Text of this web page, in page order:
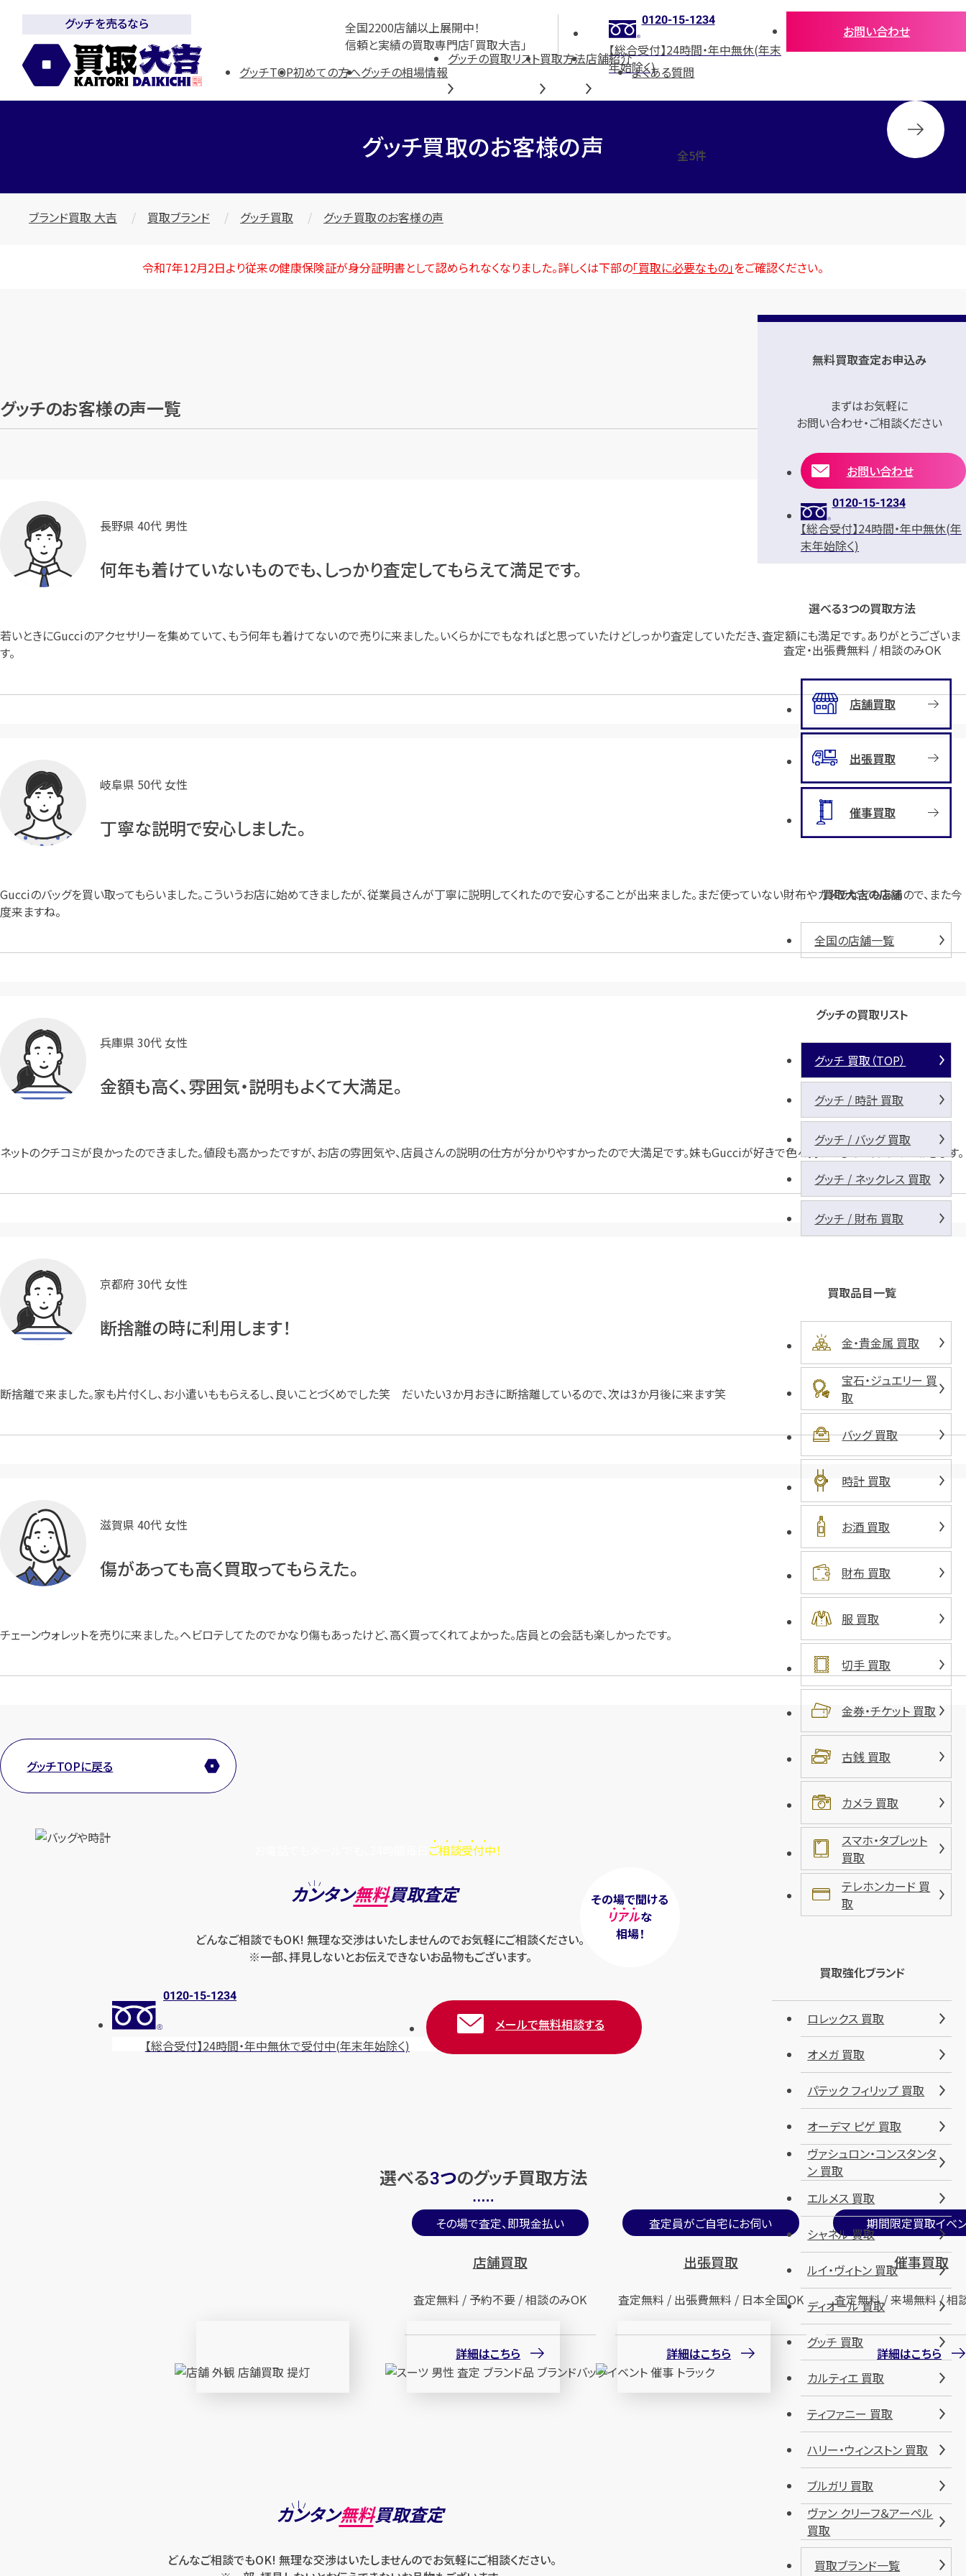
全国2200店舗以上展開中！
信頼と実績の買取専門店「買取大吉」
グッチを売るなら
0120-15-1234
【総合受付】24時間・年中無休(年末
年始除く)
お問い合わせ
グッチTOP初めての方へグッチの相場情報
グッチの買取リスト買取方法店舗紹介
よくある質問
グッチ買取のお客様の声
ブランド買取 大吉 買取ブランド グッチ買取 グッチ買取のお客様の声
令和7年12月2日より従来の健康保険証が身分証明書として認められなくなりました。詳しくは下部の「買取に必要なもの」をご確認ください。
グッチのお客様の声一覧
全5件
長野県 40代 男性
何年も着けていないものでも、しっかり査定してもらえて満足です。
若いときにGucciのアクセサリーを集めていて、もう何年も着けてないので売りに来ました。いくらかにでもなればと思っていたけどしっかり査定していただき、査定額にも満足です。ありがとうございま
す。
岐阜県 50代 女性
丁寧な説明で安心しました。
Gucciのバッグを買い取ってもらいました。こういうお店に始めてきましたが、従業員さんが丁寧に説明してくれたので安心することが出来ました。まだ使っていない財布やカメラなどもあるので、また今
度来ますね。
兵庫県 30代 女性
金額も高く、雰囲気・説明もよくて大満足。
ネットのクチコミが良かったのできました。値段も高かったですが、お店の雰囲気や、店員さんの説明の仕方が分かりやすかったので大満足です。妹もGucciが好きで色々持ってるので、すすめておきます。
京都府 30代 女性
断捨離の時に利用します！
断捨離で来ました。家も片付くし、お小遣いももらえるし、良いことづくめでした笑 だいたい3か月おきに断捨離しているので、次は3か月後に来ます笑
滋賀県 40代 女性
傷があっても高く買取ってもらえた。
チェーンウォレットを売りに来ました。ヘビロテしてたのでかなり傷もあったけど、高く買ってくれてよかった。店員との会話も楽しかったです。
グッチTOPに戻る
ご相談受付中！
その場で聞ける
リアルな
相場！
カンタン無料買取査定
どんなご相談でもOK! 無理な交渉はいたしませんのでお気軽にご相談ください。
※一部、拝見しないとお伝えできないお品物もございます。
0120-15-1234
【総合受付】24時間・年中無休で受付中(年末年始除く)
メールで無料相談する
選べる3つのグッチ買取方法
その場で査定、即現金払い
店舗買取
査定無料 / 予約不要 / 相談のみOK
詳細はこちら
査定員がご自宅にお伺い
出張買取
査定無料 / 出張費無料 / 日本全国OK
詳細はこちら
期間限定買取イベ
催事買取
査定無料 / 来場無料 / 相
詳細はこちら
カンタン無料買取査定
どんなご相談でもOK! 無理な交渉はいたしませんのでお気軽にご相談ください。
無料買取査定お申込み
まずはお気軽に
お問い合わせ・ご相談ください
お問い合わせ
0120-15-1234
【総合受付】24時間・年中無休(年
末年始除く)
選べる3つの買取方法
査定・出張費無料 / 相談のみOK
店舗買取
出張買取
催事買取
買取大吉の店舗
全国の店舗一覧
グッチの買取リスト
グッチ 買取（TOP）
グッチ / 時計 買取
グッチ / バッグ 買取
グッチ / ネックレス 買取
グッチ / 財布 買取
買取品目一覧
金・貴金属 買取
宝石・ジュエリー 買
取
バッグ 買取
時計 買取
お酒 買取
財布 買取
服 買取
切手 買取
金券・チケット 買取
古銭 買取
カメラ 買取
スマホ・タブレット
買取
テレホンカード 買
取
買取強化ブランド
ロレックス 買取
オメガ 買取
パテック フィリップ 買取
オーデマ ピゲ 買取
ヴァシュロン・コンスタンタ
ン 買取
エルメス 買取
シャネル 買取
ルイ・ヴィトン 買取
ディオール 買取
グッチ 買取
カルティエ 買取
ティファニー 買取
ハリー・ウィンストン 買取
ブルガリ 買取
ヴァン クリーフ＆アーペル
買取
買取ブランド一覧